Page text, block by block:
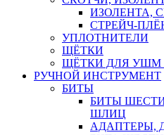
ИЗОЛЕНТА,
СТРЕЙЧ-
УПЛОТНИТЕЛИ
ЩЁТКИ
ЩЁТКИ ДЛЯ УШМ и
РУЧНОЙ ИНСТРУМЕНТ
БИТЫ
БИТЫ
ШЛИЦ
АДАПТЕРЫ,